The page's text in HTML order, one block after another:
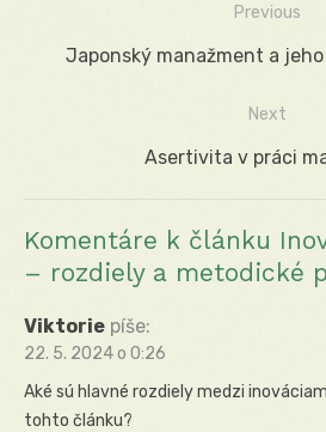
Navigácia
Previous
Previous
Japonský manažment a
Next
Next
Asertivita v práci
Komentáre k článku
– rozdiely a metodické
Viktorie píše:
22. 5. 2024 o 0:26
Aké sú hlavné rozdiely medzi
tohto článku?